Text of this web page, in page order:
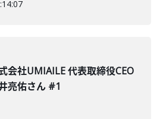
会社UMIAILE 代表取締役CEO
亮佑さん #1